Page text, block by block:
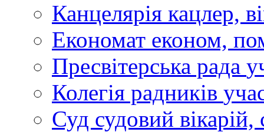
Канцелярія кацлер,
Економат економ,
Пресвітерська рада
Колегія радників
Суд судовий вікарій,